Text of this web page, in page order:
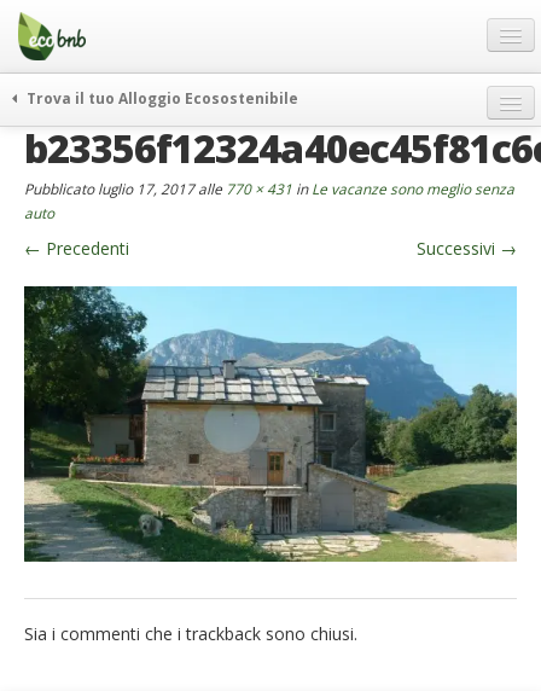
Menu
Salta
contenuto
Offerte Speciali
Regali
FAQ
Chi Siamo
Partner
Contatti
Italiano
German
English
Spanish
Italiano
Trova il tuo Alloggio Ecosostenibile
weekend green
curiosità
vivere e viaggiare verde
news ed eventi
ecohotel
rassegna stampa
Pubblicatoluglio 17, 2017alle 770 × 431 inLe vacanze sono meglio senza
auto
← Precedenti Successivi →
Sia i commenti che i trackback sono chiusi.